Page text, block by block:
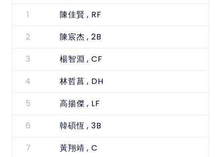
1 陳佳賢 , RF
2
陳宸杰 , 2B
3
楊智淵 , CF
4
林哲菖 , DH
5
高揚傑 , LF
6
韓碩恆 , 3B
7
黃翔靖 , C